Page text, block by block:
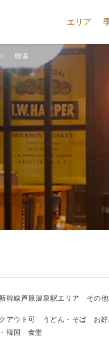
エリア
喫茶
幹線芦原温泉駅エリア その
アウト可 うどん・そば お
韓国
食堂